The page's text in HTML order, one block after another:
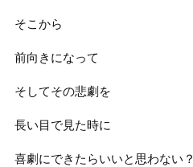
そこから
前向きになって
そしてその悲劇を
長い目で見た時に
喜劇にできたらいいと思わない？